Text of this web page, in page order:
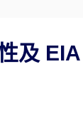
及